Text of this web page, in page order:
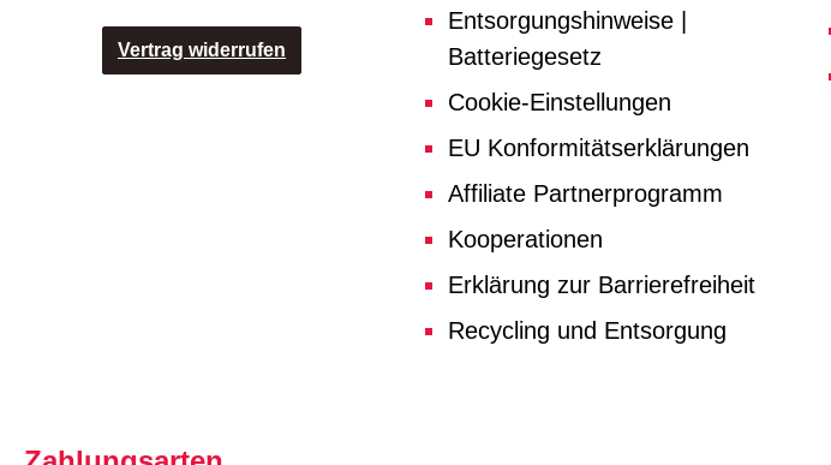
Vertrag widerrufen
Entsorgungshinweise |
Batteriegesetz
Cookie-Einstellungen
EU Konformitätserklärungen
Affiliate Partnerprogramm
Kooperationen
Erklärung zur Barrierefreiheit
Recycling und Entsorgung